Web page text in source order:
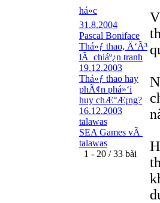
há»c
31.8.2004
Pascal Boniface
Thá»ƒ thao, Ä‘Ã³
lÃ chiáº¿n tranh
19.12.2003
Thá»ƒ thao hay
phÃ¢n phá»‘i
huy chÆ°Æ¡ng?
16.12.2003
talawas
SEA Games vÃ
talawas
1 - 20 / 33 bài